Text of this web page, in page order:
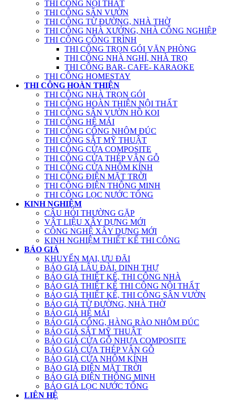
THI CÔNG NỘI THẤT
THI CÔNG SÂN VƯỜN
THI CÔNG TỪ ĐƯỜNG, NHÀ THỜ
THI CÔNG NHÀ XƯỞNG, NHÀ CÔNG NGHIỆP
THI CÔNG CÔNG TRÌNH
THI CÔNG TRỌN GÓI VĂN PHÒNG
THI CÔNG NHÀ NGHỈ, NHÀ TRỌ
THI CÔNG BAR- CAFE- KARAOKE
THI CÔNG HOMESTAY
THI CÔNG HOÀN THIỆN
THI CÔNG NHÀ TRỌN GÓI
THI CÔNG HOÀN THIỆN NỘI THẤT
THI CÔNG SÂN VƯỜN HỒ KOI
THI CÔNG HỆ MÁI
THI CÔNG CỔNG NHÔM ĐÚC
THI CÔNG SẮT MỸ THUẬT
THI CÔNG CỬA COMPOSITE
THI CÔNG CỬA THÉP VÂN GỖ
THI CÔNG CỬA NHÔM KÍNH
THI CÔNG ĐIỆN MẶT TRỜI
THI CÔNG ĐIỆN THÔNG MINH
THI CÔNG LỌC NƯỚC TỔNG
KINH NGHIỆM
CÂU HỎI THƯỜNG GẶP
VẬT LIỆU XÂY DỰNG MỚI
CÔNG NGHỆ XÂY DỰNG MỚI
KINH NGHIỆM THIẾT KẾ THI CÔNG
BÁO GIÁ
KHUYẾN MẠI, ƯU ĐÃI
BÁO GIÁ LÂU ĐÀI, DINH THỰ
BÁO GIÁ THIẾT KẾ, THI CÔNG NHÀ
BÁO GIÁ THIẾT KẾ THI CÔNG NỘI THẤT
BÁO GIÁ THIẾT KẾ, THI CÔNG SÂN VƯỜN
BÁO GIÁ TỪ ĐƯỜNG, NHÀ THỜ
BÁO GIÁ HỆ MÁI
BÁO GIÁ CỔNG, HÀNG RÀO NHÔM ĐÚC
BÁO GIÁ SẮT MỸ THUẬT
BÁO GIÁ CỬA GỖ NHỰA COMPOSITE
BÁO GIÁ CỬA THÉP VÂN GỖ
BÁO GIÁ CỬA NHÔM KÍNH
BÁO GIÁ ĐIỆN MẶT TRỜI
BÁO GIÁ ĐIỆN THÔNG MINH
BÁO GIÁ LỌC NƯỚC TỔNG
LIÊN HỆ